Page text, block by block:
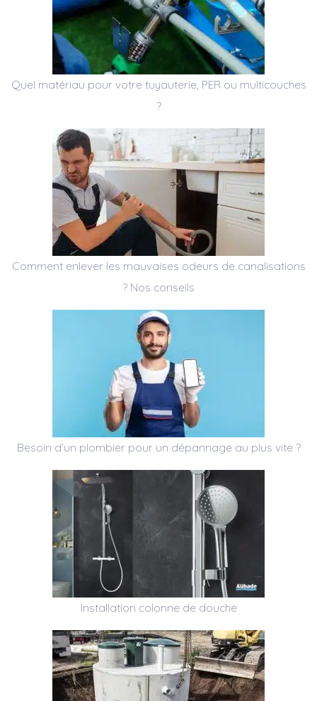
Quel matériau pour votre tuyauterie, PER ou multicouches
?
Comment enlever les mauvaises odeurs de canalisations
? Nos conseils
Besoin d’un plombier pour un dépannage au plus vite ?
Installation colonne de douche